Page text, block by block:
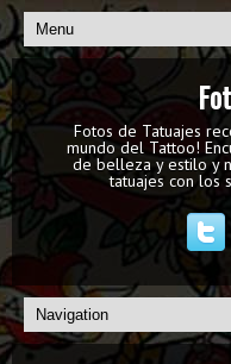
Fotos de Tatuajes
mundo del Tattoo!
de belleza y estilo y
tatuajes con los